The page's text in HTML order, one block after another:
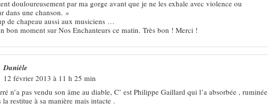
douloureusement par ma gorge avant que je ne les exhale avec violence ou
dans une chanson. »
de chapeau aussi aux musiciens …
bon moment sur Nos Enchanteurs ce matin. Très bon ! Merci !
Danièle
12 février 2013 à 11 h 25 min
n’a pas vendu son âme au diable, C’ est Philippe Gaillard qui l’a absorbée , ruminée
la restitue à sa manière mais intacte .